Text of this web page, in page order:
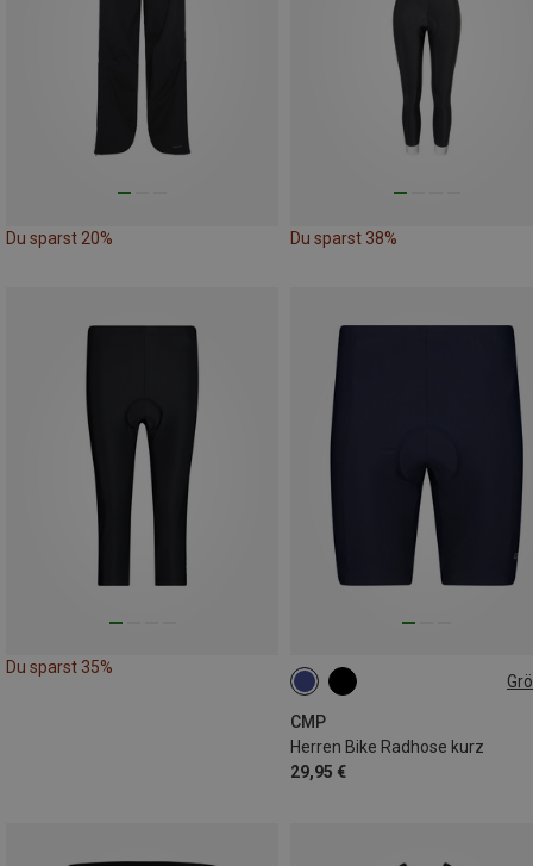
Du sparst 20% Du sparst 38%
Du sparst 35%
CMP
Herren Bike Radhose kurz
29,95 €
S M 3XL